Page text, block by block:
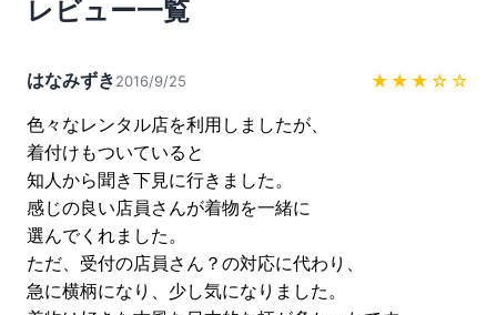
レビュー一覧
はなみずき2016/9/25 ★★★ ☆☆
色々なレンタル店を利用しましたが、
着付けもついていると
知人から聞き下見に行きました。
感じの良い店員さんが着物を一緒に
選んでくれました。
ただ、受付の店員さん？の対応に代わり、
急に横柄になり、少し気になりました。